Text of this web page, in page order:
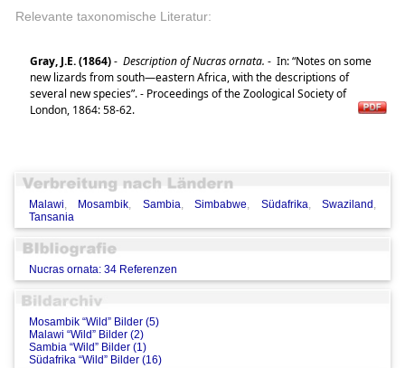
Relevante taxonomische Literatur:
Gray, J.E. (1864)- Description of Nucras ornata. - In: “Notes on some
new lizards from south—eastern Africa, with the descriptions of
several new species”. - Proceedings of the Zoological Society of
London, 1864: 58-62.
Malawi, Mosambik, Sambia,Simbabwe, Südafrika,Swaziland,
Tansania
Nucras ornata: 34 Referenzen
Mosambik “Wild” Bilder (5)
Malawi “Wild” Bilder (2)
Sambia “Wild” Bilder (1)
Südafrika “Wild” Bilder (16)